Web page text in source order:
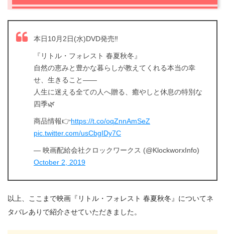
本日10月2日(水)DVD発売‼️
『リトル・フォレスト 春夏秋冬』
自然の恵みと豊かな暮らしが教えてくれる本当の幸
せ、生きること――
人生に迷える全ての人へ贈る、癒やしと休息の特別な
四季🌿
商品情報👉https://t.co/oqZnnAmSeZ
pic.twitter.com/usCbgIDy7C
— 映画配給会社クロックワークス (@KlockworxInfo)
October 2, 2019
以上、ここまで映画『リトル・フォレスト 春夏秋冬』についてネ
タバレありで紹介させていただきました。